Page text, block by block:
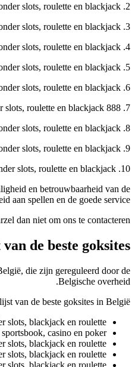
2. Betway Casino – Dit online casino is ook gereguleerd door de Belgische overheid en biedt een verscheidenheid aan spellen, waaronder slots, roulette en blackjack.
3. Unibet Casino – Dit online casino is gereguleerd door de Belgische overheid en biedt een breed scala aan spellen, waaronder slots, roulette en blackjack.
4. Mr Green Casino – Dit online casino is gereguleerd door de Belgische overheid en biedt een verscheidenheid aan spellen, waaronder slots, roulette en blackjack.
5. CasinoEuro – Dit online casino is gereguleerd door de Belgische overheid en biedt een breed scala aan spellen, waaronder slots, roulette en blackjack.
6. Bwin Casino – Dit online casino is gereguleerd door de Belgische overheid en biedt een verscheidenheid aan spellen, waaronder slots, roulette en blackjack.
7. 888 Casino – Dit online casino is gereguleerd door de Belgische overheid en biedt een breed scala aan spellen, waaronder slots, roulette en blackjack.
8. Ladbrokes Casino – Dit online casino is gereguleerd door de Belgische overheid en biedt een verscheidenheid aan spellen, waaronder slots, roulette en blackjack.
9. Paddy Power Casino – Dit online casino is gereguleerd door de Belgische overheid en biedt een breed scala aan spellen, waaronder slots, roulette en blackjack.
10. William Hill Casino – Dit online casino is gereguleerd door de Belgische overheid en biedt een verscheidenheid aan spellen, waaronder slots, roulette en blackjack.
en betrouwbaarheid van de
aan spellen en de goede service.
dan niet om ons te contacteren.
de beste goksites
die zijn gereguleerd door de
Belgische overheid.
van de beste goksites in België:
slots, blackjack en roulette.
casino en poker.
slots, blackjack en roulette.
slots, blackjack en roulette.
slots, blackjack en roulette.